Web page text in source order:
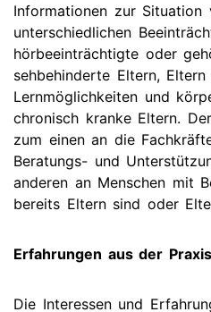
Informationen zur Situation
unterschiedlichen
hörbeeinträchtigte oder
sehbehinderte Eltern,
Lernmöglichkeiten und
chronisch kranke Eltern.
zum einen an die
Beratungs- und
anderen an Menschen mit
bereits Eltern sind oder
Erfahrungen aus der
Die Interessen und